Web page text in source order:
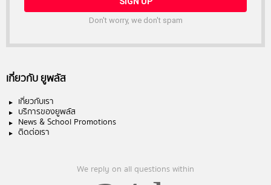
Don't worry, we don't spam
เกี่ยวกับ ยูพลัส
เกี่ยวกับเรา
บริการของยูพลัส
News & School Promotions
ติดต่อเรา
We reply on all questions within